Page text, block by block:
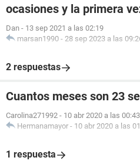
ocasiones y la primera
Dan - 13 sep 2021 a las 02:19
marsan1990 - 28 sep 2023 a las
2 respuestas
Cuantos meses son 23
Carolina271992 - 10 abr 2020 a las 00:43
Hermanamayor - 10 abr 2020 a las
1 respuesta